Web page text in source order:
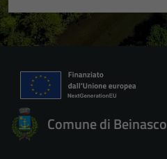
Comune di Beinasco